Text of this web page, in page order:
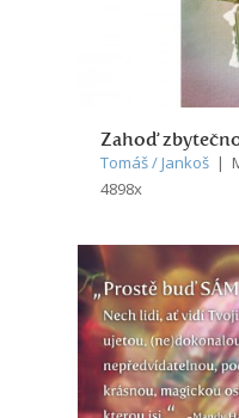
Zahoď
Tomáš / Jankoš |
4898x